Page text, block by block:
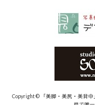
Copyright © 「美脚・美尻・美背